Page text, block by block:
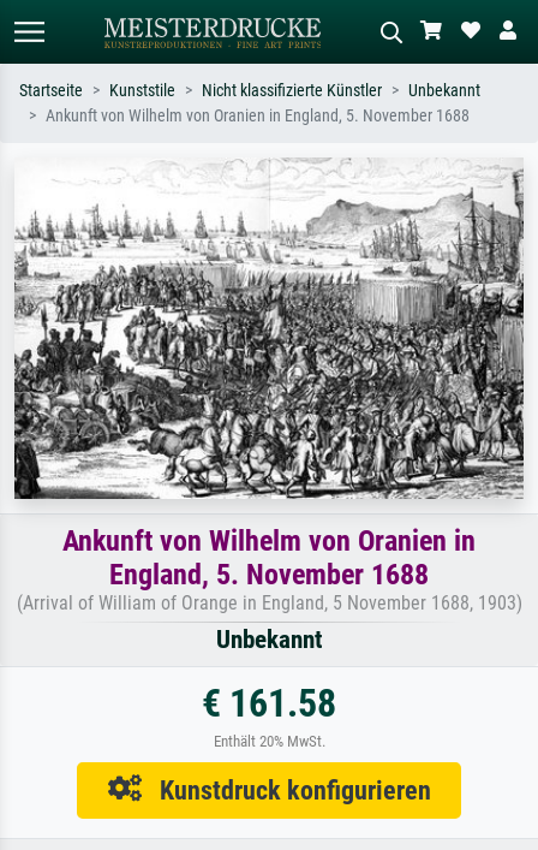
Suchen Sie nach Künstlern, Werktiteln
oder Stilen – z.B. Monet,
Sternennacht, Impressionismus, Welle
Hokusai, Akt.
Beschreiben Sie die Szene – z.B. Grüne
Wiese, Abstrakt mit viel Rot, Dunkles
Ölgemälde, Stehender Akt neben einem
Baum.
Startseite Kunststile Nicht klassifizierte Künstler
Unbekannt
Ankunft von Wilhelm von Oranien in England, 5. November 1688
Ankunft von Wilhelm von Oranien in
England, 5. November 1688
(Arrival of William of Orange in England, 5 November 1688, 1903)
Unbekannt
€ 161.58
Enthält 20% MwSt.
Kunstdruck konfigurieren